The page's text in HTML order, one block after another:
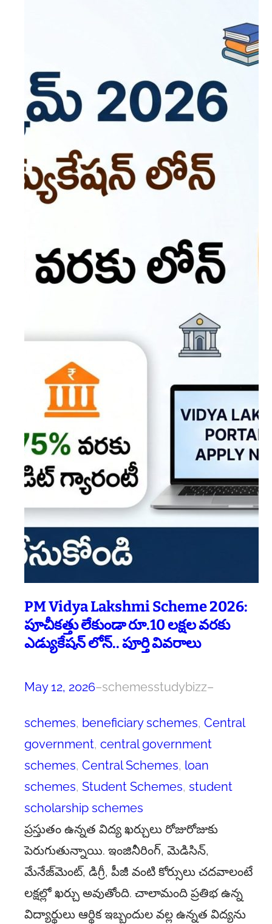
PM Vidya Lakshmi Scheme 2026:
పూచీకత్తు లేకుండా రూ.10 లక్షల వరకు
ఎడ్యుకేషన్ లోన్.. పూర్తి వివరాలు
May 12, 2026–schemesstudybizz–
schemes, beneficiary schemes, Central
government, central government
schemes, Central Schemes, loan
schemes, Student Schemes, student
scholarship schemes
ప్రస్తుతం ఉన్నత విద్య ఖర్చులు రోజురోజుకు
పెరుగుతున్నాయి. ఇంజినీరింగ్, మెడిసిన్,
మేనేజ్‌మెంట్, డిగ్రీ, పీజీ వంటి కోర్సులు చదవాలంటే
లక్షల్లో ఖర్చు అవుతోంది. చాలామంది ప్రతిభ ఉన్న
విద్యార్థులు ఆర్థిక ఇబ్బందుల వల్ల ఉన్నత విద్యను